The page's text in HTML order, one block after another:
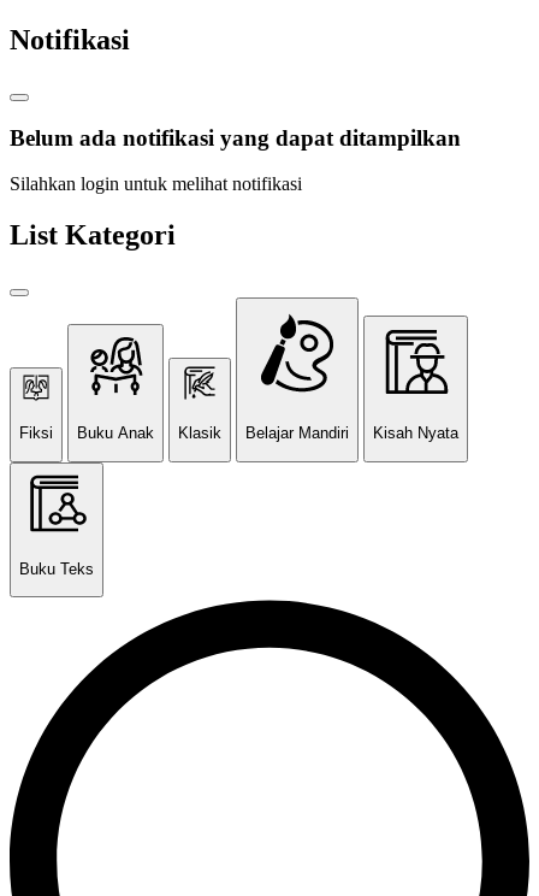
Notifikasi
Belum ada notifikasi yang dapat ditampilkan
Silahkan login untuk melihat notifikasi
List Kategori
Fiksi Buku Anak Klasik Belajar Mandiri Kisah Nyata
Buku Teks